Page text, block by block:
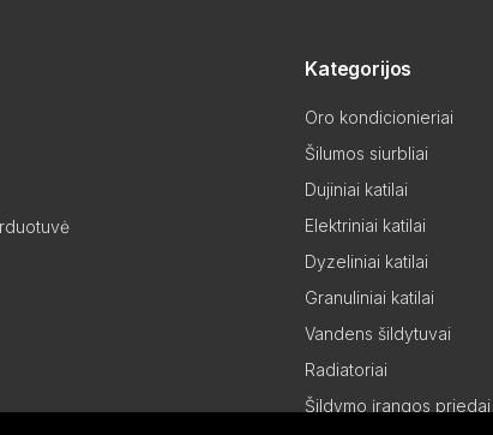
Kategorijos
Oro kondicionieriai
Šilumos siurbliai
Dujiniai katilai
Elektriniai katilai
Dyzeliniai katilai
Granuliniai katilai
Vandens šildytuvai
Radiatoriai
Šildymo įrangos priedai